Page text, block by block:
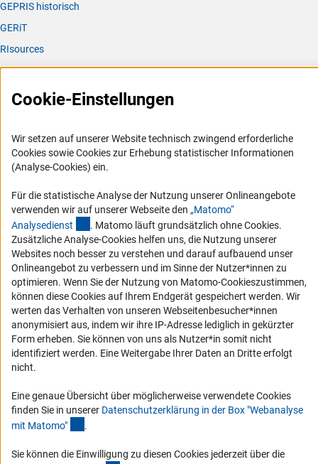
GEPRIS historisch
GERiT
RIsources
Service
Presse
Karriere
Logo und Corporate Design
Compliance
Vergabeverfahren
Barrierefreiheit
Service und Informationen für Menschen mit Behinderungen
Erklärung zur Barrierefreiheit
Barriere melden
DFG-aktuell
schauen Sie sich die Ausgaben online an.
Cookie-Einstellungen
Wir setzen auf unserer Website technisch zwingend erforderliche
Cookies sowie Cookies zur Erhebung statistischer Informationen
(Analyse-Cookies) ein.
Für die statistische Analyse der Nutzung unserer Onlineangebote
verwenden wir auf unserer Webseite den „Matomo“
Analysedienst (externer Link)
. Matomo läuft grundsätzlich ohne Cookies.
Zusätzliche Analyse-Cookies helfen uns, die Nutzung unserer
Websites noch besser zu verstehen und darauf aufbauend unser
Onlineangebot zu verbessern und im Sinne der Nutzer*innen zu
optimieren. Wenn Sie der Nutzung von Matomo-Cookieszustimmen,
können diese Cookies auf Ihrem Endgerät gespeichert werden. Wir
werten das Verhalten von unseren Webseitenbesucher*innen
anonymisiert aus, indem wir ihre IP-Adresse lediglich in gekürzter
Form erheben. Sie können von uns als Nutzer*in somit nicht
identifiziert werden. Eine Weitergabe Ihrer Daten an Dritte erfolgt
nicht.
Eine genaue Übersicht über möglicherweise verwendete Cookies
finden Sie in unserer Datenschutzerklärung in der Box "Webanalyse
mit Matomo" .
Sie können die Einwilligung zu diesen Cookies jederzeit über die